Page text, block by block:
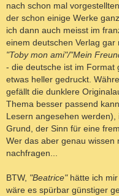
nach schon mal
der schon einige Werke
ich dann auch meisst im
einem deutschen Verlag
"Toby mon ami"/"Mein
- die deutsche ist im Format
etwas heller gedruckt.
gefällt die dunklere
Thema besser passend
Lesern angesehen
Grund, der Sinn für eine
Wer das aber genau wissen
nachfragen...
BTW, "Beatrice"hätte ich mir
wäre es spürbar günstiger